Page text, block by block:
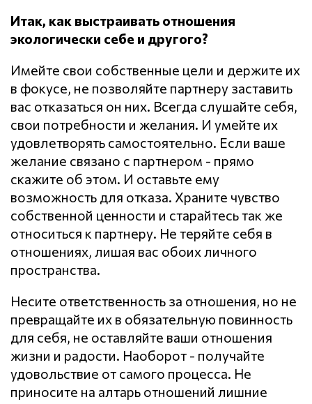
Итак, как выстраивать отношения
экологически себе и другого?
Имейте свои собственные цели и держите их
в фокусе, не позволяйте партнеру заставить
вас отказаться он них. Всегда слушайте себя,
свои потребности и желания. И умейте их
удовлетворять самостоятельно. Если ваше
желание связано с партнером - прямо
скажите об этом. И оставьте ему
возможность для отказа. Храните чувство
собственной ценности и старайтесь так же
относиться к партнеру. Не теряйте себя в
отношениях, лишая вас обоих личного
пространства.
Несите ответственность за отношения, но не
превращайте их в обязательную повинность
для себя, не оставляйте ваши отношения
жизни и радости. Наоборот - получайте
удовольствие от самого процесса. Не
приносите на алтарь отношений лишние